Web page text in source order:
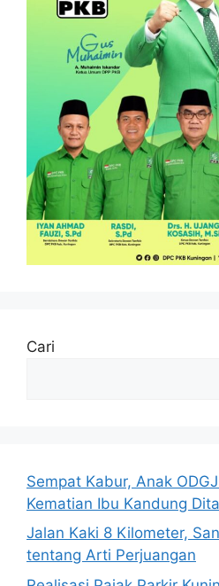
Cari
Sempat Kabur, Anak
Kematian Ibu Kandung
Jalan Kaki 8 Kilometer,
tentang Arti Perjuangan